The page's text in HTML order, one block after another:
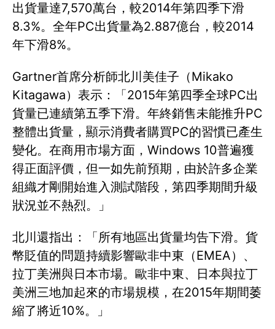
出貨量達7,570萬台，較2014年第四季下滑
8.3%。全年PC出貨量為2.887億台，較2014
年下滑8%。
Gartner首席分析師北川美佳子（Mikako
Kitagawa）表示：「2015年第四季全球PC出
貨量已連續第五季下滑。年終銷售未能推升PC
整體出貨量，顯示消費者購買PC的習慣已產生
變化。在商用市場方面，Windows 10普遍獲
得正面評價，但一如先前預期，由於許多企業
組織才剛開始進入測試階段，第四季期間升級
狀況並不熱烈。」
北川還指出：「所有地區出貨量均告下滑。貨
幣貶值的問題持續影響歐非中東（EMEA）、
拉丁美洲與日本市場。歐非中東、日本與拉丁
美洲三地加起來的市場規模，在2015年期間萎
縮了將近10%。」